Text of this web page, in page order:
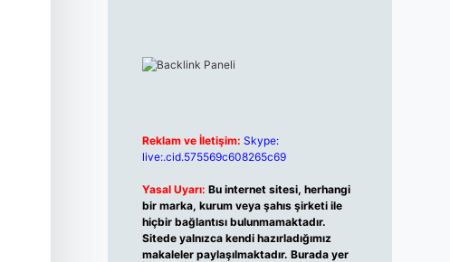
Reklam ve İletişim: Skype:
live:.cid.575569c608265c69
Yasal Uyarı: Bu internet sitesi, herhangi
bir marka, kurum veya şahıs şirketi ile
hiçbir bağlantısı bulunmamaktadır.
Sitede yalnızca kendi hazırladığımız
makaleler paylaşılmaktadır. Burada yer